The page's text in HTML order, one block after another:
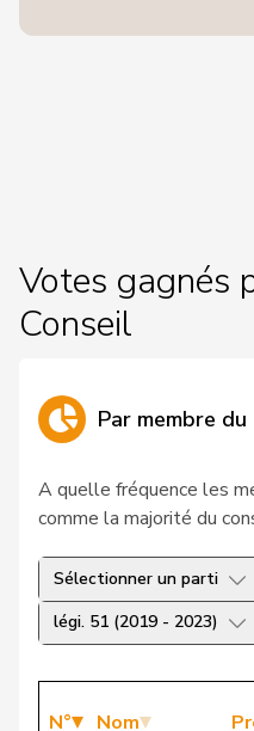
Votes gagnés
Conseil
Par membre du
A quelle fréquence les
comme la majorité du
Sélectionner un parti
légi. 51 (2019 - 2023)
N° Nom